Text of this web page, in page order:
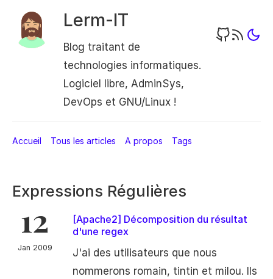
Lerm-IT
Blog traitant de
technologies informatiques.
Logiciel libre, AdminSys,
DevOps et GNU/Linux !
Accueil Tous les articles A propos Tags
Expressions Régulières
12
Jan 2009
[Apache2] Décomposition du résultat
d'une regex
J'ai des utilisateurs que nous
nommerons romain, tintin et milou. Ils